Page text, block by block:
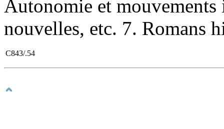
Autonomie et
nouvelles, etc. 7. Romans
C843/.54